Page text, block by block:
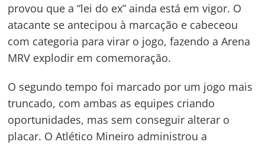
provou que a “lei do ex” ainda está em vigor. O
atacante se antecipou à marcação e cabeceou
com categoria para virar o jogo, fazendo a Arena
MRV explodir em comemoração.
O segundo tempo foi marcado por um jogo mais
truncado, com ambas as equipes criando
oportunidades, mas sem conseguir alterar o
placar. O Atlético Mineiro administrou a